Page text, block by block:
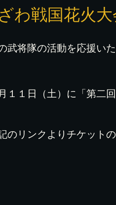
わ戦国花火
武将隊の活動を応援い
１１日（土）に「第二
のリンクよりチケット